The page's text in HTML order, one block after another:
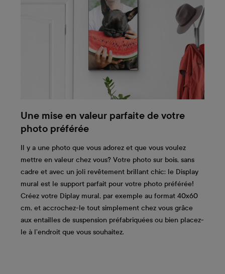
Une mise en valeur parfaite de votre
photo préférée
Il y a une photo que vous adorez et que vous voulez
mettre en valeur chez vous? Votre photo sur bois, sans
cadre et avec un joli revêtement brillant chic: le Display
mural est le support parfait pour votre photo préférée!
Créez votre Diplay mural, par exemple au format 40x60
cm, et accrochez-le tout simplement chez vous grâce
aux entailles de suspension préfabriquées ou bien placez-
le à l’endroit que vous souhaitez.